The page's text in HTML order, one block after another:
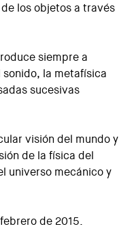
los objetos a través
siempre a
la metafísica
sucesivas
visión del mundo y
de la física del
universo mecánico y
de 2015.